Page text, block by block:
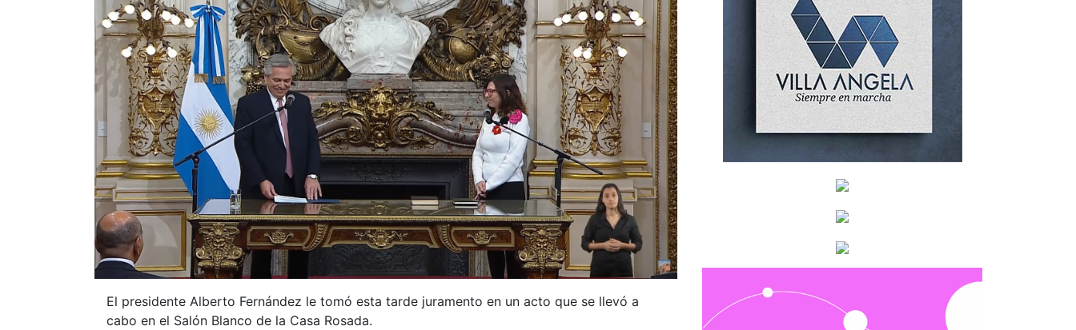
El presidente Alberto Fernández le tomó esta tarde juramento en un acto que se llevó a
cabo en el Salón Blanco de la Casa Rosada.